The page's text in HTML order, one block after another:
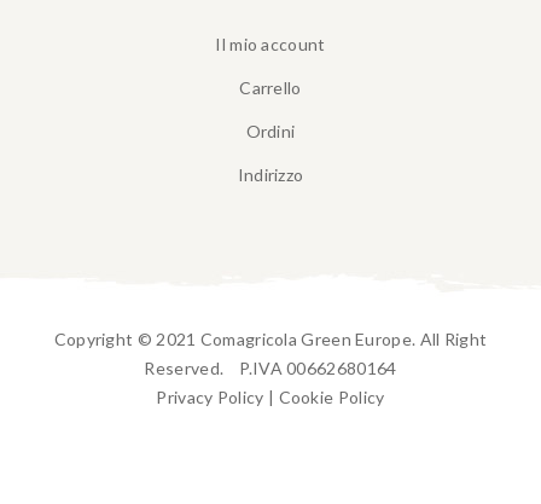
Il mio account
Carrello
Ordini
Indirizzo
Copyright © 2021 Comagricola Green Europe. All Right
Reserved. P.IVA 00662680164
Privacy Policy | Cookie Policy